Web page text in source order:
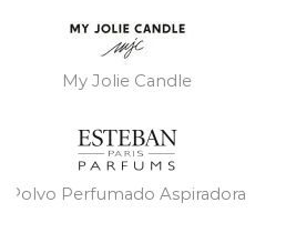
My Jolie Candle
Polvo Perfumado Aspiradora